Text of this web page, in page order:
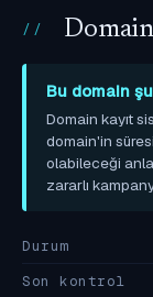
Bu domain
Domain kayıt
domain'in
olabileceği
zararlı
Durum
Son kontrol